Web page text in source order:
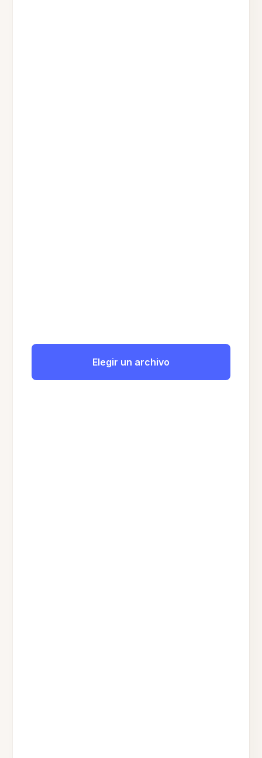
Elegir un archivo